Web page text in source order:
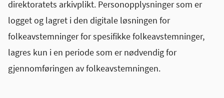
direktoratets arkivplikt. Personopplysninger som er
logget og lagret i den digitale løsningen for
folkeavstemninger for spesifikke folkeavstemninger,
lagres kun i en periode som er nødvendig for
gjennomføringen av folkeavstemningen.